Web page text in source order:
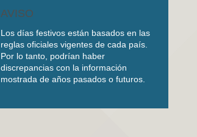
AVISO
Los días festivos están basados en las
reglas oficiales vigentes de cada país.
Por lo tanto, podrían haber
discrepancias con la información
mostrada de años pasados o futuros.